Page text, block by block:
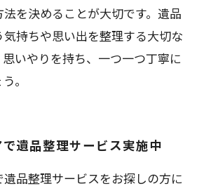
を決めることが大切です。遺品
持ちや思い出を整理する大切な
いやりを持ち、一つ一つ丁寧に
。
遺品整理サービス実施中
品整理サービスをお探しの方に